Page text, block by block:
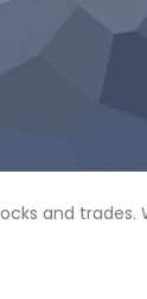
and trades.